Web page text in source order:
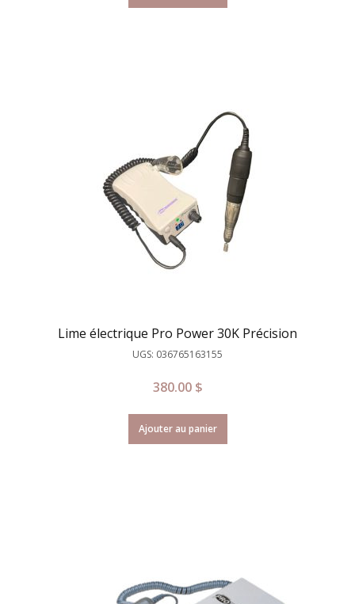
Lime électrique Pro Power 30K Précision
UGS: 036765163155
380.00 $
Ajouter au panier